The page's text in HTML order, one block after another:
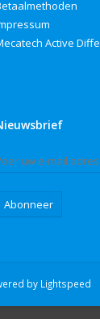
Active
Abonneer
by Lightspeed